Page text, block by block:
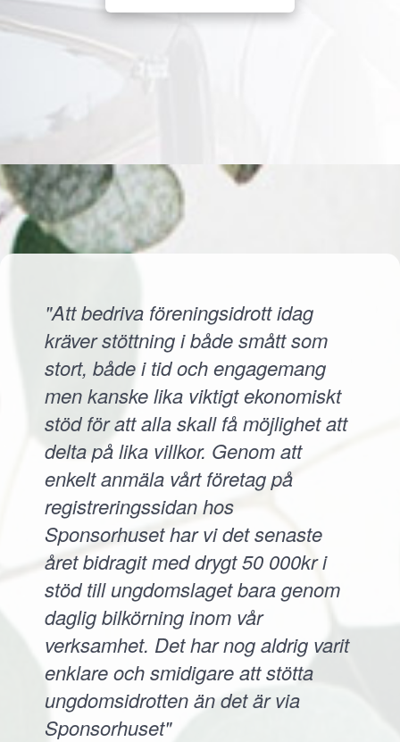
"Att bedriva föreningsidrott idag
kräver stöttning i både smått som
stort, både i tid och engagemang
men kanske lika viktigt ekonomiskt
stöd för att alla skall få möjlighet att
delta på lika villkor. Genom att
enkelt anmäla vårt företag på
registreringssidan hos
Sponsorhuset har vi det senaste
året bidragit med drygt 50 000kr i
stöd till ungdomslaget bara genom
daglig bilkörning inom vår
verksamhet. Det har nog aldrig varit
enklare och smidigare att stötta
ungdomsidrotten än det är via
Sponsorhuset"